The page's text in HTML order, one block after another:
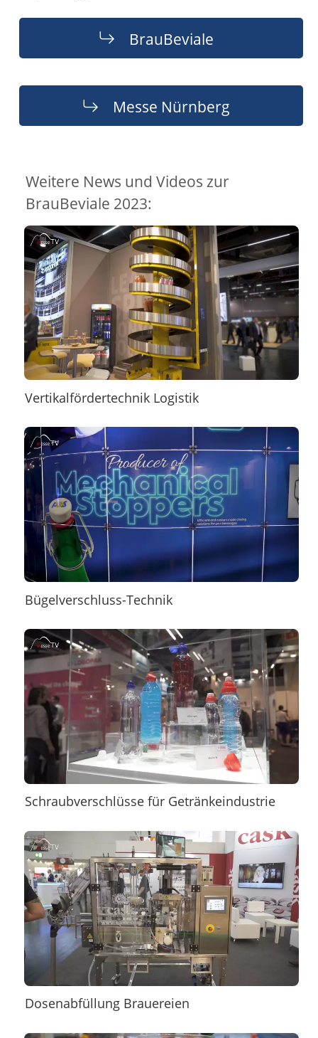
BrauBeviale
Messe Nürnberg
Weitere News und Videos zur
BrauBeviale 2023:
Vertikalfördertechnik Logistik
Bügelverschluss-Technik
Schraubverschlüsse für Getränkeindustrie
Dosenabfüllung Brauereien